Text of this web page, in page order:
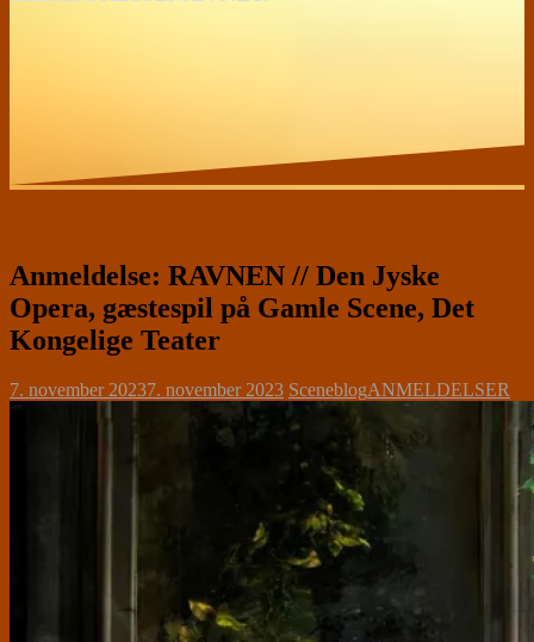
Anmeldelse: RAVNEN // Den Jyske
Opera, gæstespil på Gamle Scene, Det
Kongelige Teater
7. november 20237. november 2023 SceneblogANMELDELSER